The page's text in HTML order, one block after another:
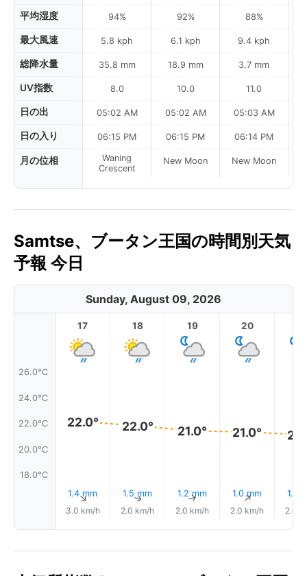
平均湿度
最大風速
総降水量
UV指数
日の出
日の入り
月の位相
94%
5.8 kph
35.8 mm
8.0
05:02 AM
06:15 PM
Waning
Crescent
92%
6.1 kph
18.9 mm
10.0
05:02 AM
06:15 PM
New Moon
88%
9.4 kph
3.7 mm
11.0
05:03 AM
06:14 PM
New Moon
Samtse、ブータン王国の時間別天気
予報 今日
Sunday, August 09, 2026
26.0°C
24.0°C
22.0°C
20.0°C
18.0°C
17
22.0°
1.4 mm
↑
3.0 km/h
18
22.0°
1.5 mm
↑
2.0 km/h
19
21.0°
1.2 mm
↑
2.0 km/h
20
21.0°
1.0 mm
↑
2.0 km/h
1.4
2.0